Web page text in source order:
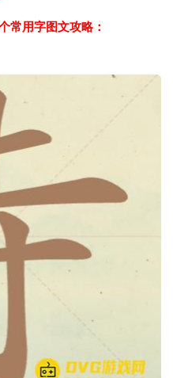
常用字图文攻略：